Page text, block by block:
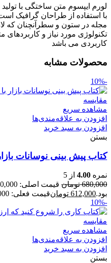
لورم ایپسوم متن ساختگی با
با استفاده از طراحان گرافیک
مجله در ستون و سطرآنچنان که
تکنولوژی مورد نیاز و کاربردهای
کاربردی می باشد
محصولات مشابه
-10%
مقایسه
مشاهده سریع
افزودن به علاقه‌مندی‌ها
افزودن به سبد خرید
بستن
کتاب پیش بینی نوسانات
نمره 4.00 از 5
680,000 تومان
بود.612,000 تومانقیمت فعلی: 612,000 تومان.
-10%
مقایسه
مشاهده سریع
افزودن به علاقه‌مندی‌ها
افزودن به سبد خرید
بستن